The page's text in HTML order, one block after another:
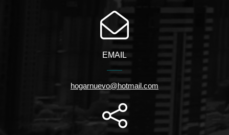
EMAIL
hogarnuevo@hotmail.com